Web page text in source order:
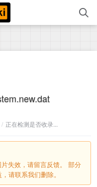
/ 正在检测是否收录...
失效，请留言反馈。 部分
请联系我们删除。